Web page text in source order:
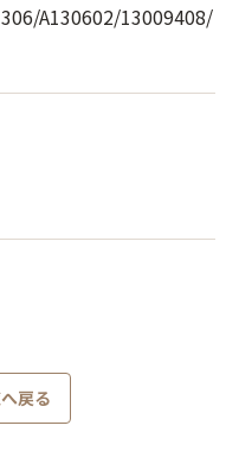
A130602/13009408/
戻る